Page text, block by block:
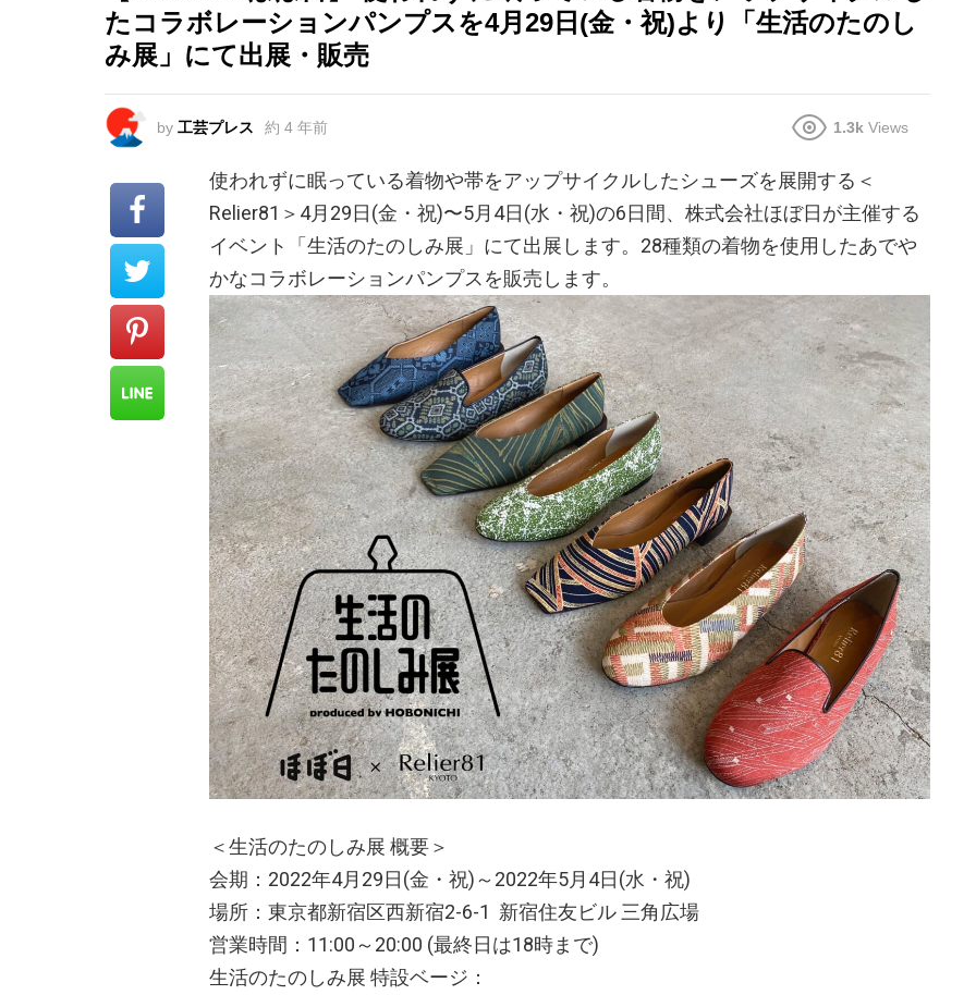
たコラボレーションパンプスを4月29日(金・祝)より「生活のたのし
み展」にて出展・販売
by 工芸プレス 約 4 年前 1.3k Views
使われずに眠っている着物や帯をアップサイクルしたシューズを展開する＜
Relier81＞4月29日(金・祝)〜5月4日(水・祝)の6日間、株式会社ほぼ日が主催する
イベント「生活のたのしみ展」にて出展します。28種類の着物を使用したあでや
かなコラボレーションパンプスを販売します。
＜生活のたのしみ展 概要＞
会期：2022年4月29日(金・祝)～2022年5月4日(水・祝)
場所：東京都新宿区西新宿2-6-1 新宿住友ビル 三角広場
営業時間：11:00～20:00 (最終日は18時まで)
生活のたのしみ展 特設ベージ：